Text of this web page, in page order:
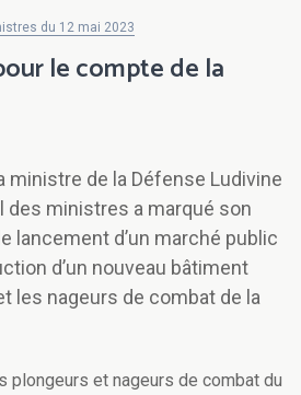
du 12 mai 2023
le compte de la
ministre de la Défense Ludivine
des ministres a marqué son
lancement d’un marché public
d’un nouveau bâtiment
les nageurs de combat de la
plongeurs et nageurs de combat du